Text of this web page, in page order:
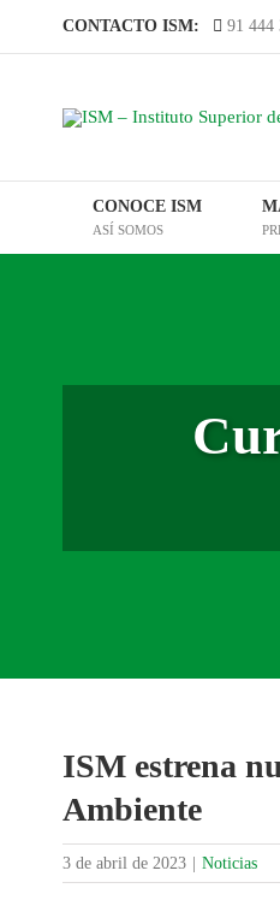
CONTACTO ISM: 91 444
CONOCE ISM
ASÍ SOMOS
ISM estrena
Ambiente
3 de abril de 2023 Noticias